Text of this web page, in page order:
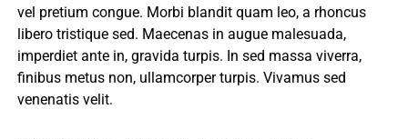
vel pretium congue. Morbi blandit quam leo, a rhoncus
libero tristique sed. Maecenas in augue malesuada,
imperdiet ante in, gravida turpis. In sed massa viverra,
finibus metus non, ullamcorper turpis. Vivamus sed
venenatis velit.